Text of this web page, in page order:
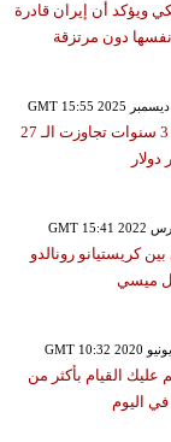
ويؤكد أن إيران قادرة
دون مرتزقة
صفقات "أديبك" خلال 3 سنوات تجاوزت الـ 27
دولار
كريستيانو رونالدو
ميسي
القيام بأكثر من
اليوم